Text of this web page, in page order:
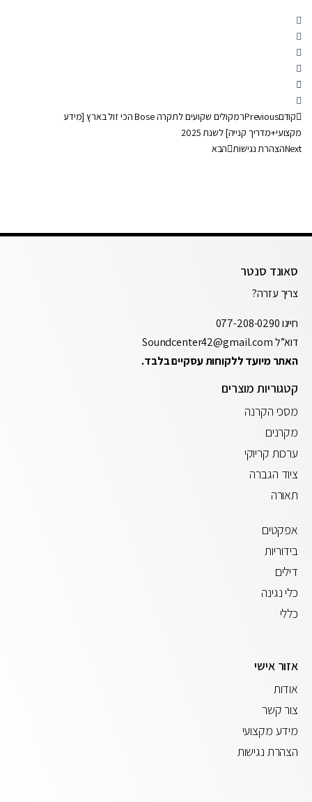
קודםPrevious
רמקולים שקועים לתקרה Bose הכי זול בארץ [מידע
מקצועי+מדריך קנייה] לשנת 2025
Nextהצהרת נגישות הבא
סאונד סנטר
צריך עזרה?
חייגו077-208-0290
דוא”ל
האתר מיועד ללקוחות עסקיים בלבד.
קטגוריות מוצרים
מסכי הקרנה
מקרנים
ערכות קריוקי
ציוד הגברה
תאורה
אפקטים
בידוריות
דילים
כלי נגינה
כללי
אזור אישי
אודות
צור קשר
מידע מקצועי
הצהרת נגישות